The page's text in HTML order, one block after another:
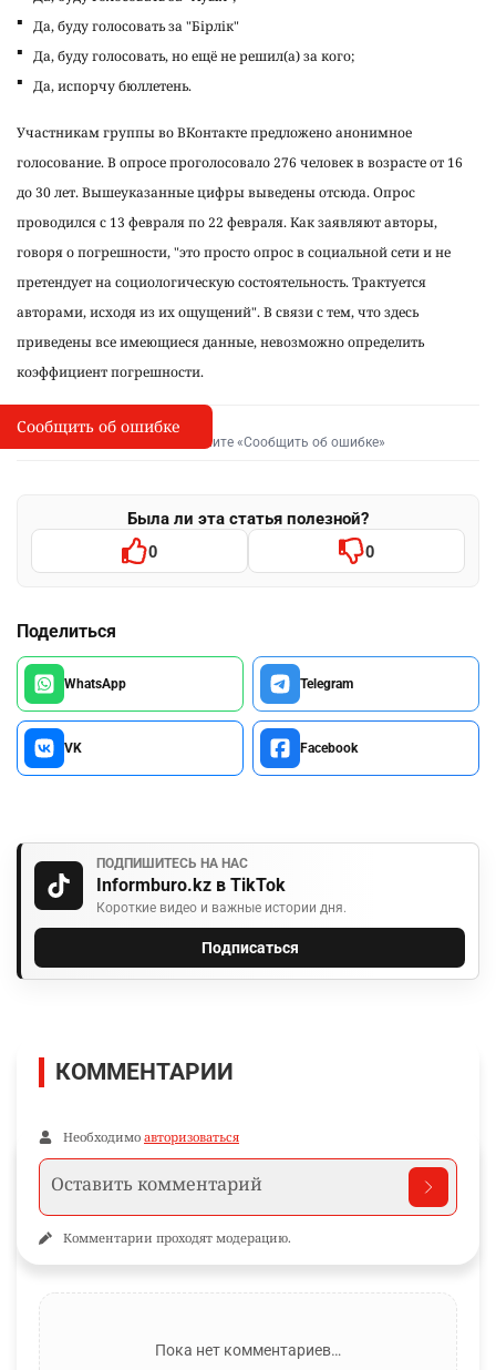
Да, буду голосовать за "Бiрлiк"
Да, буду голосовать, но ещё не решил(а) за кого;
Да, испорчу бюллетень.
Участникам группы во ВКонтакте предложено анонимное
голосование. В опросе проголосовало 276 человек в возрасте от 16
до 30 лет. Вышеуказанные цифры выведены отсюда. Опрос
проводился с 13 февраля по 22 февраля. Как заявляют авторы,
говоря о погрешности, "это просто опрос в социальной сети и не
претендует на социологическую состоятельность. Трактуется
авторами, исходя из их ощущений". В связи с тем, что здесь
приведены все имеющиеся данные, невозможно определить
коэффициент погрешности.
I
Сообщить об опечатке
Выделите фрагмент и нажмите «Сообщить об ошибке»
Была ли эта статья полезной?
0 0
Поделиться
WhatsApp Telegram
VK Facebook
ПОДПИШИТЕСЬ НА НАС
Informburo.kz в TikTok
Короткие видео и важные истории дня.
Подписаться
Сообщить об ошибке
КОММЕНТАРИИ
Необходимо авторизоваться
Комментарии проходят модерацию.
Пока нет комментариев…